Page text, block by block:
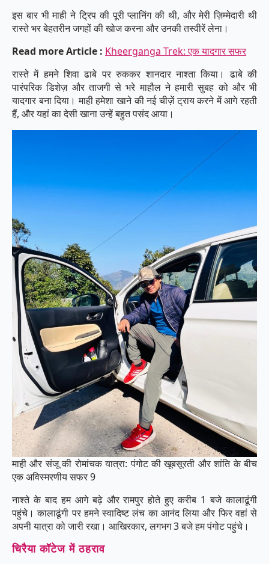
इस बार भी माही ने ट्रिप की पूरी प्लानिंग की थी, और मेरी ज़िम्मेदारी थी
रास्ते भर बेहतरीन जगहों की खोज करना और उनकी तस्वीरें लेना।
Read more Article : Kheerganga Trek: एक यादगार सफर
रास्ते में हमने शिवा ढाबे पर रुककर शानदार नाश्ता किया। ढाबे की
पारंपरिक डिशेज़ और ताजगी से भरे माहौल ने हमारी सुबह को और भी
यादगार बना दिया। माही हमेशा खाने की नई चीज़ें ट्राय करने में आगे रहती
हैं, और यहां का देसी खाना उन्हें बहुत पसंद आया।
माही और संजू की रोमांचक यात्रा: पंगोट की खूबसूरती और शांति के बीच
एक अविस्मरणीय सफर 9
नाश्ते के बाद हम आगे बढ़े और रामपुर होते हुए करीब 1 बजे कालाढूंगी
पहुंचे। कालाढूंगी पर हमने स्वादिष्ट लंच का आनंद लिया और फिर वहां से
अपनी यात्रा को जारी रखा। आखिरकार, लगभग 3 बजे हम पंगोट पहुंचे।
चिरैया कॉटेज में ठहराव